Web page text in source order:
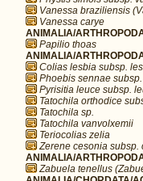
Vanessa braziliensis
Vanessa carye
ANIMALIA/
Papilio thoas
ANIMALIA/
Colias lesbia subsp.
Phoebis sennae
Pyrisitia leuce subsp.
Tatochila orthodice
Tatochila sp.
Tatochila vanvolxemii
Teriocolias zelia
Zerene cesonia
ANIMALIA/
Zabuela tenellus